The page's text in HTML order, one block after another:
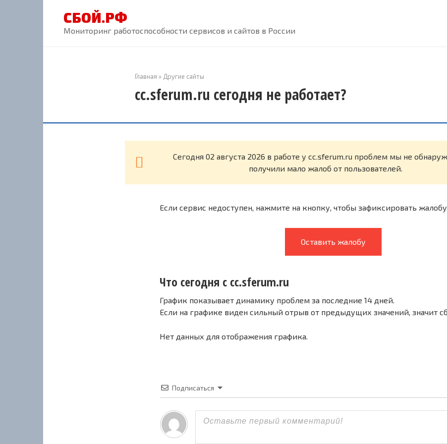
СБОЙ.РФ
Мониторинг работоспособности сервисов и сайтов в России
Главная » Другие сайты
cc.sferum.ru сегодня не работает?
Cегодня 02 августа 2026 в работе у cc.sferum.ru проблем мы не
получили мало жалоб от пользователей.
Если сервис недоступен, нажмите на кнопку, чтобы зафиксировать
Оставить жалобу
Что сегодня с cc.sferum.ru
График показывает динамику проблем за последние 14 дней.
Если на графике виден сильный отрыв от предыдущих значений, значит
Нет данных для отображения графика.
Подписаться